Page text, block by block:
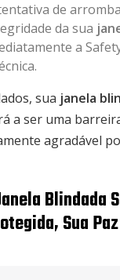
de
da sua
a
sua janela
a ser uma
agradável
Blindada
Sua